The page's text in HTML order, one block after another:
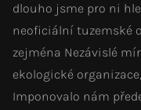
dlouho jsme pro ni
neoficiální tuzemské
zejména Nezávislé
ekologické
Imponovalo nám